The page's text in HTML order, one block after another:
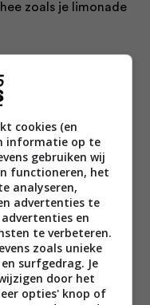
zoals je limonade
zodat je hem
extra sterke thee
natuurlijk ook
Die verdunnen
dan wat sterker
cider goed koud weg
cookies (en
informatie op te
gebruiken wij
functioneren, het
analyseren,
advertenties te
en
te verbeteren.
zoals unieke
surfgedrag. Je
door het
opties' knop of